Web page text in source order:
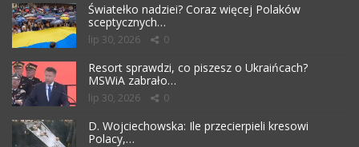
Światełko nadziei? Coraz więcej Polaków
sceptycznych…
lip 30, 2026 0
Resort sprawdzi, co piszesz o Ukraińcach?
MSWiA zabrało…
lip 30, 2026 0
D. Wojciechowska: Ile przecierpieli kresowi
Polacy,…